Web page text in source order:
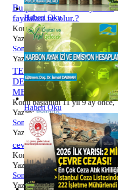
Haberi Oku
Haberi Oku
Bu planın, meslek hayatıma
faydalası ne olur.?
Konu başlatıldı 12 yıl 3 ay önce,
Yazan:burakgoglu
Son ileti11 yıl 7 ay önce
Yazan:glsalp11
TEHLİKELİ ATIK ARA
DEPOLAMA
MESHUL MÜHENDİSLİK
Konu başlatıldı 11 yıl 9 ay önce,
Yazan:jheyylo
Son ileti11 yıl 8 ay önce
Yazan:Hurricane
cevre muhendisligi bolumu
Konu başlatıldı 11 yıl 9 ay önce,
Yazan:betul1
Son ileti11 yıl 9 ay önce
Yazan:betul1